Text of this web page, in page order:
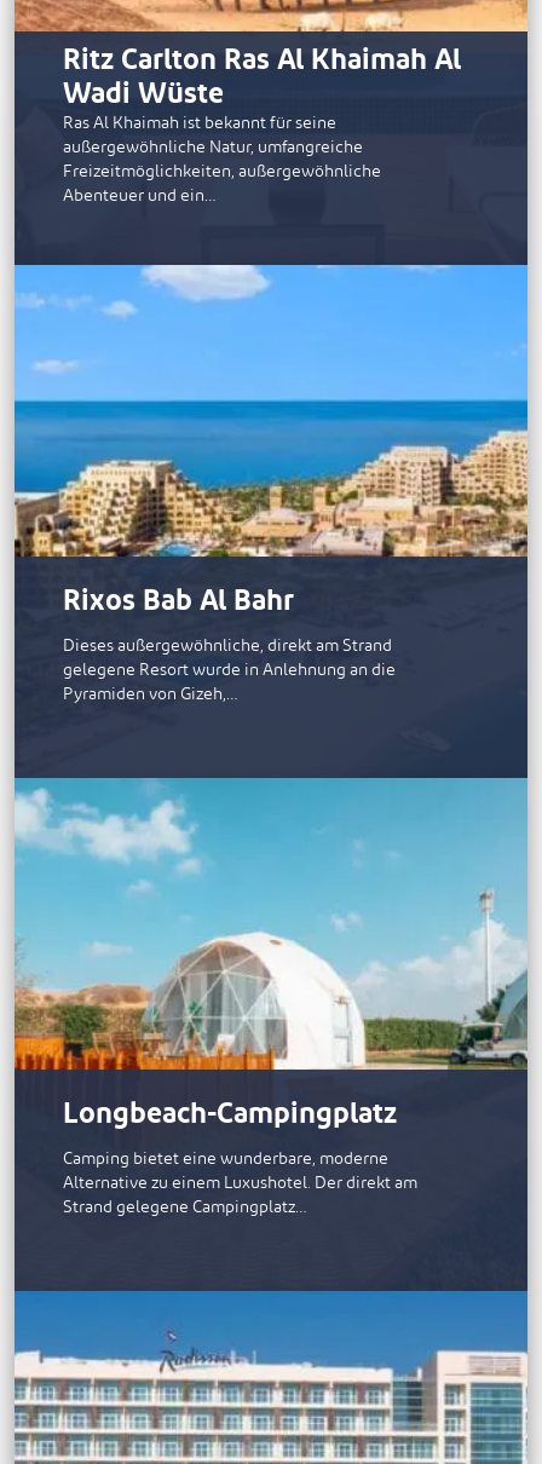
Ritz Carlton Ras Al Khaimah Al
Wadi Wüste
Ras Al Khaimah ist bekannt für seine
außergewöhnliche Natur, umfangreiche
Freizeitmöglichkeiten, außergewöhnliche
Abenteuer und ein…
Rixos Bab Al Bahr
Dieses außergewöhnliche, direkt am Strand
gelegene Resort wurde in Anlehnung an die
Pyramiden von Gizeh,…
Longbeach-Campingplatz
Camping bietet eine wunderbare, moderne
Alternative zu einem Luxushotel. Der direkt am
Strand gelegene Campingplatz…